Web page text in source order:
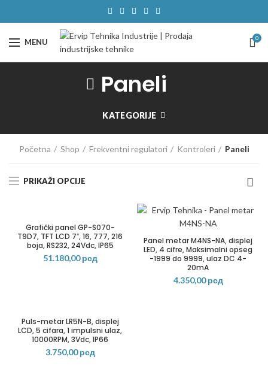
MENU 0
Paneli
KATEGORIJE
Početna Shop Frekventni regulatori Kontroleri Paneli
PRIKAŽI OPCIJE
Grafički panel GP-S070-
T9D7, TFT LCD 7″, 16, 777, 216
boja, RS232, 24Vdc, IP65
51.180,00рсд
Panel metar M4NS-NA, displej
LED, 4 cifre, Maksimalni opseg
-1999 do 9999, ulaz DC 4-
20mA
4.350,00рсд
Puls-metar LR5N-B, displej
LCD, 5 cifara, 1 impulsni ulaz,
10000RPM, 3Vdc, IP66
3.750,00рсд